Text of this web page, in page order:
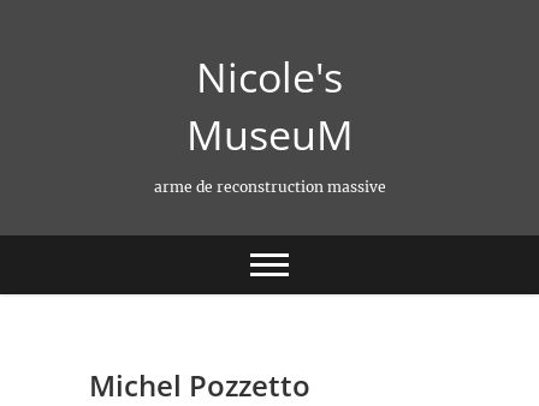
Nicole's
MuseuM
arme de reconstruction massive
Michel Pozzetto